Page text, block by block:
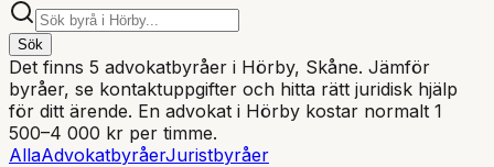
Sök
Det finns 5 advokatbyråer i Hörby, Skåne. Jämför
byråer, se kontaktuppgifter och hitta rätt juridisk hjälp
för ditt ärende. En advokat i Hörby kostar normalt 1
500–4 000 kr per timme.
AllaAdvokatbyråerJuristbyråer